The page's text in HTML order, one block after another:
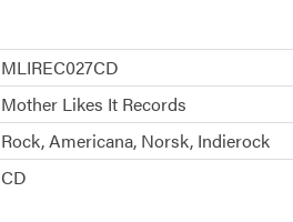
MLIREC027CD
Mother Likes It Records
Rock Americana Norsk Indierock
CD